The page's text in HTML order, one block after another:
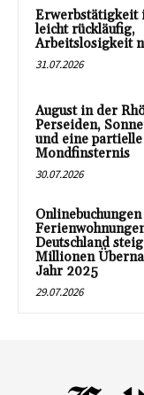
Erwerbstätigkeit
leicht rückläufig,
Arbeitslosigkeit
31.07.2026
August in der
Perseiden,
und eine partielle
Mondfinsternis
30.07.2026
Deutschland
Millionen
Jahr 2025
29.07.2026